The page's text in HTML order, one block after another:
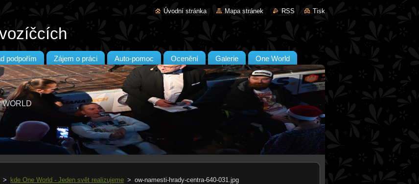
Úvodní stránka Mapa stránek RSS Tisk
podpořím Zájem o práci Auto-pomoc Ocenění Galerie One World
WORLD
> kde One World - Jeden svět realizujeme > ow-namesti-hrady-centra-640-031.jpg